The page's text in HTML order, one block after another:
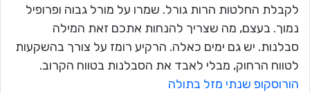
לקבלת החלטות הרות גורל. שמרו על מורל גבוה ופרופיל
נמוך. בעצם, מה שצריך להנחות אתכם זאת המילה
סבלנות. יש גם ימים כאלה. הרקיע רומז על צורך בהשקעות
לטווח הרחוק, מבלי לאבד את הסבלנות בטווח הקרוב.
הורוסקופ שנתי מזל בתולה